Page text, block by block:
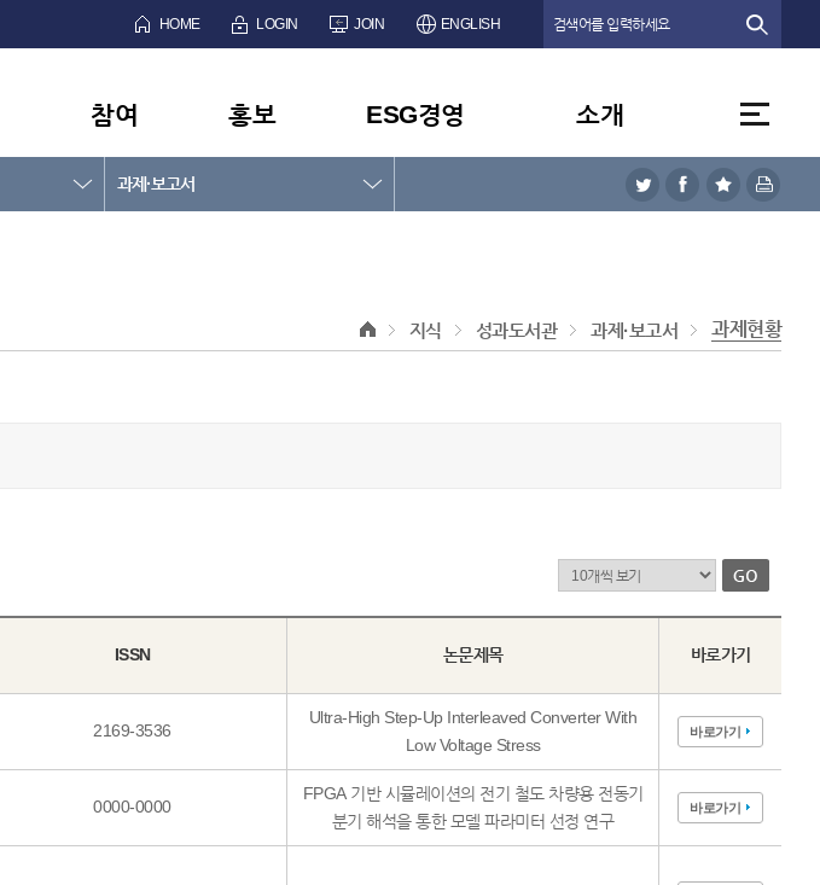
HOME LOGIN JOIN ENGLISH
참여 홍보 ESG경영 소개
과제·보고서
지식 성과도서관 과제·보고서 과제현황
ISSN 논문제목 바로가기
2169-3536
Ultra-High Step-Up Interleaved Converter With
Low Voltage Stress
바로가기
0000-0000
FPGA 기반 시뮬레이션의 전기 철도 차량용 전동기
분기 해석을 통한 모델 파라미터 선정 연구
바로가기